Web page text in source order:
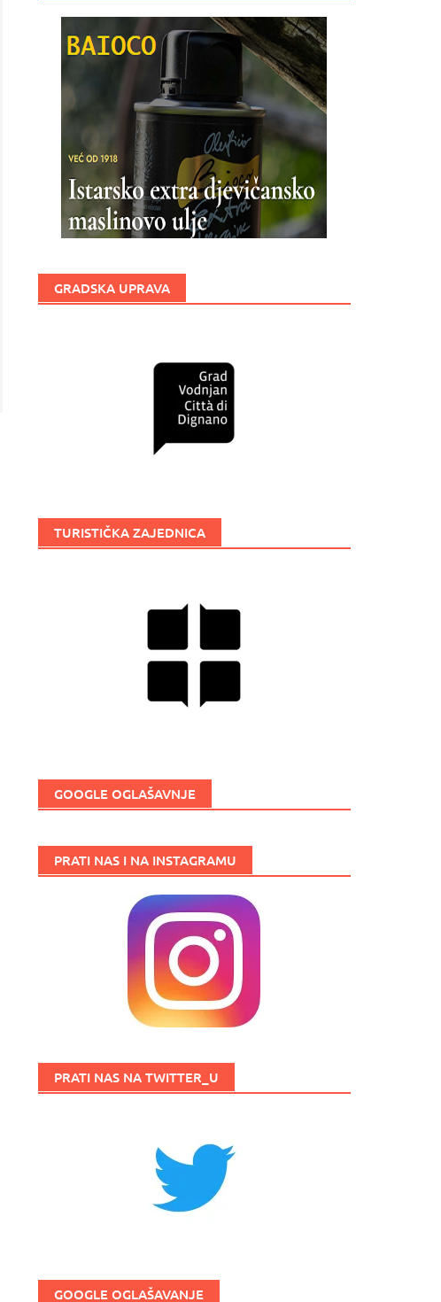
GRADSKA UPRAVA
TURISTIČKA ZAJEDNICA
GOOGLE OGLAŠAVNJE
PRATI NAS I NA INSTAGRAMU
PRATI NAS NA TWITTER_U
GOOGLE OGLAŠAVANJE